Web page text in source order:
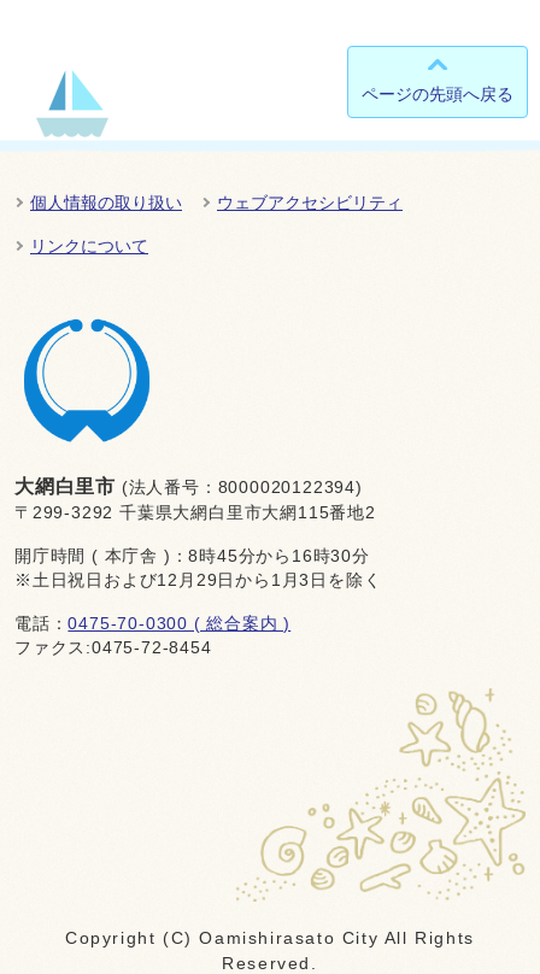
ページの先頭へ戻る
個人情報の取り扱い ウェブアクセシビリティ
リンクについて
大網白里市 (法人番号：8000020122394)
〒299-3292 千葉県大網白里市大網115番地2
開庁時間 ( 本庁舎 )：8時45分から16時30分
※土日祝日および12月29日から1月3日を除く
電話：0475-70-0300 ( 総合案内 )
ファクス:0475-72-8454
Copyright (C) Oamishirasato City All Rights
Reserved.